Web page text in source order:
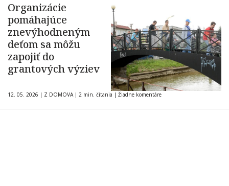
Organizácie
pomáhajúce
znevýhodneným
deťom sa môžu
zapojiť do
grantových výziev
12. 05. 2026 | Z DOMOVA | 2 min. čítania | Žiadne komentáre